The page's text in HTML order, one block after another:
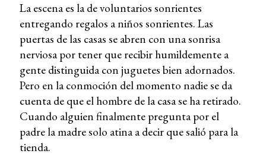
La escena es la de voluntarios sonrientes
entregando regalos a niños sonrientes. Las
puertas de las casas se abren con una sonrisa
nerviosa por tener que recibir humildemente a
gente distinguida con juguetes bien adornados.
Pero en la conmoción del momento nadie se da
cuenta de que el hombre de la casa se ha retirado.
Cuando alguien finalmente pregunta por el
padre la madre solo atina a decir que salió para la
tienda.